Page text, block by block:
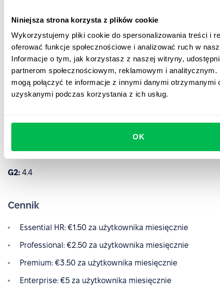
Niniejsza strona korzysta z plików cookie
Wykorzystujemy pliki cookie do spersonalizowania treści i
oferować funkcje społecznościowe i analizować ruch w
Informacje o tym, jak korzystasz z naszej witryny,
partnerom społecznościowym, reklamowym i analitycznym.
mogą połączyć te informacje z innymi danymi otrzymanymi
uzyskanymi podczas korzystania z ich usług.
OK
godzin, co pomaga w bardziej precyzyjnym
Integracje: Zoho People integruje się z różnymi
aplikacjami Zoho i innych firm, takimi jak Zoho
Projects, Zoho CRM i Microsoft Teams oraz
oprogramowaniem rekrutacyjnym i analitycznym,
takim jak Zoho Analytics i Zoho Recruit.
Capterra:4.4
G2: 4.4
Cennik
Essential HR: €1.50 za użytkownika miesięcznie
Professional: €2.50 za użytkownika miesięcznie
Premium: €3.50 za użytkownika miesięcznie
Enterprise: €5 za użytkownika miesięcznie